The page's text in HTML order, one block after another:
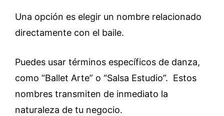
Una opción es elegir un nombre relacionado
directamente con el baile.
Puedes usar términos específicos de danza,
como “Ballet Arte” o “Salsa Estudio”. Estos
nombres transmiten de inmediato la
naturaleza de tu negocio.